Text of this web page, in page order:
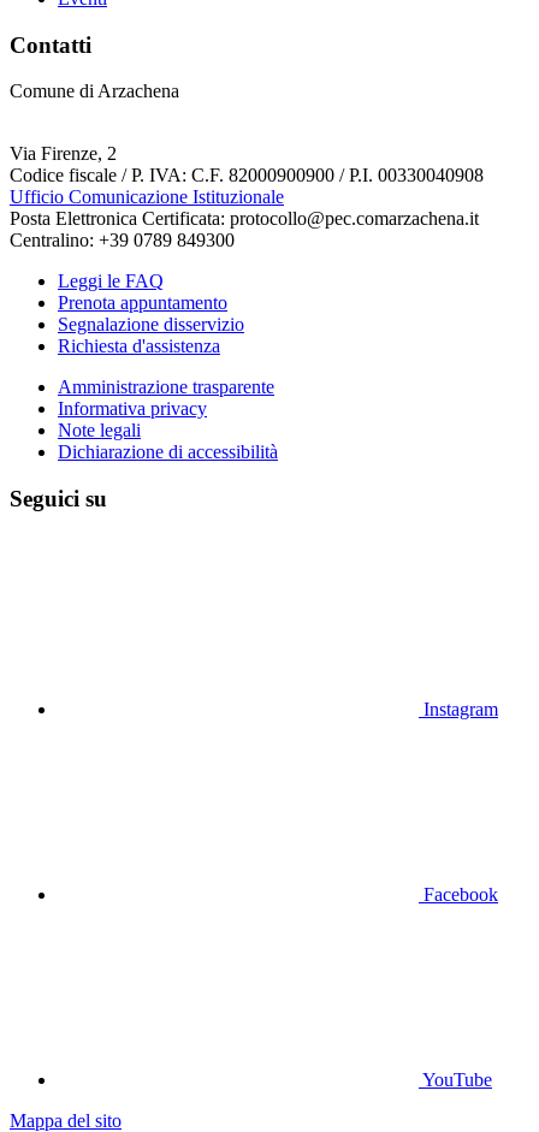
Contatti
Comune di Arzachena
Via Firenze, 2
Codice fiscale / P. IVA: C.F. 82000900900 / P.I. 00330040908
Ufficio Comunicazione Istituzionale
Posta Elettronica Certificata: protocollo@pec.comarzachena.it
Centralino: +39 0789 849300
Leggi le FAQ
Prenota appuntamento
Segnalazione disservizio
Richiesta d'assistenza
Amministrazione trasparente
Informativa privacy
Note legali
Dichiarazione di accessibilità
Seguici su
Instagram
Facebook
YouTube
Mappa del sito